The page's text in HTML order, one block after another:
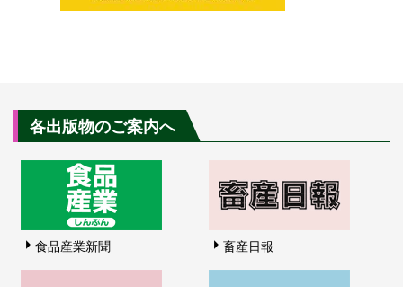
各出版物のご案内へ
食品産業新聞 畜産日報